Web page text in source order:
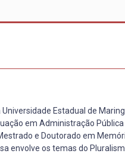
Estadual de
em Administração Pública
e Doutorado em
envolve os temas do